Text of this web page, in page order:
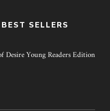
SELLERS
Desire Young Readers Edition